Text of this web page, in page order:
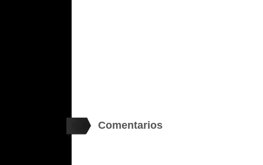
Comentarios